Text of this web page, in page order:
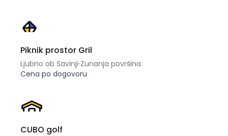
Piknik prostor Gril
Ljubno ob Savinji Zunanja površina
Cena po dogovoru
CUBO golf